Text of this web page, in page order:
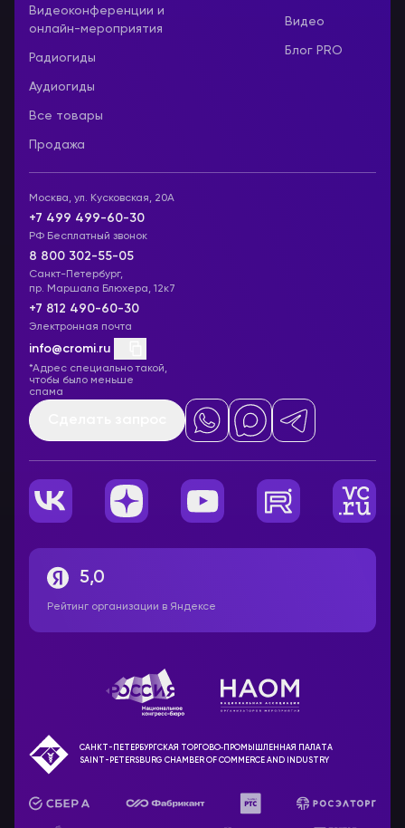
Видеоконференции и
онлайн-мероприятия
Радиогиды
Аудиогиды
Все товары
Продажа
Видео
Блог PRO
Москва, ул. Кусковская, 20А
+7 499 499-60-30
РФ Бесплатный звонок
8 800 302-55-05
Санкт-Петербург,
пр. Маршала Блюхера, 12к7
+7 812 490-60-30
Электронная почта
info@cromi.ru
*Адрес специально такой,
чтобы было меньше
спама
5,0
Рейтинг организации в Яндексе
САНКТ-ПЕТЕРБУРГСКАЯ ТОРГОВО‑ПРОМЫШЛЕННАЯ ПАЛАТА
SAINT-PETERSBURG CHAMBER OF COMMERCE AND INDUSTRY